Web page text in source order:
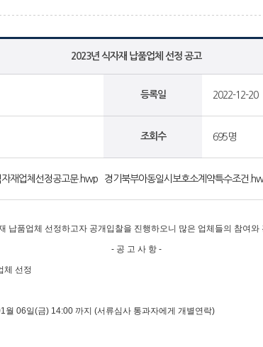
2023년 식자재 납품업체 선정 공고
등록일 2022-12-20
조회수 695명
재업체선정공고문.hwp 경기북부아동일시보호소계약특수조건
납품업체 선정하고자 공개입찰을 진행하오니 많은 업체들의 참여와
- 공 고 사 항 -
체 선정
06일(금) 14:00 까지 (서류심사 통과자에게 개별연락)